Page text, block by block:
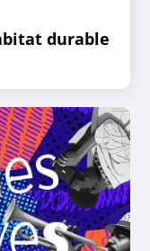
durable